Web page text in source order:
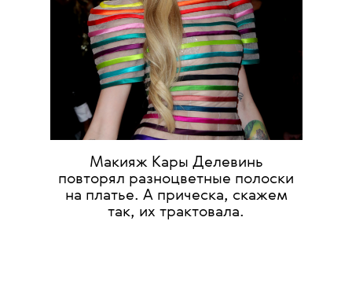
Макияж Кары Делевинь
повторял разноцветные полоски
на платье. А прическа, скажем
так, их трактовала.